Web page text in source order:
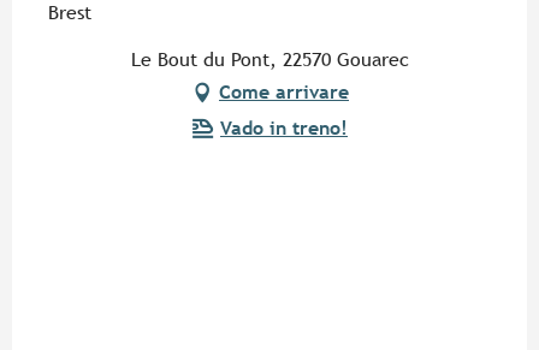
Brest
Le Bout du Pont, 22570 Gouarec
Come arrivare
Vado in treno!